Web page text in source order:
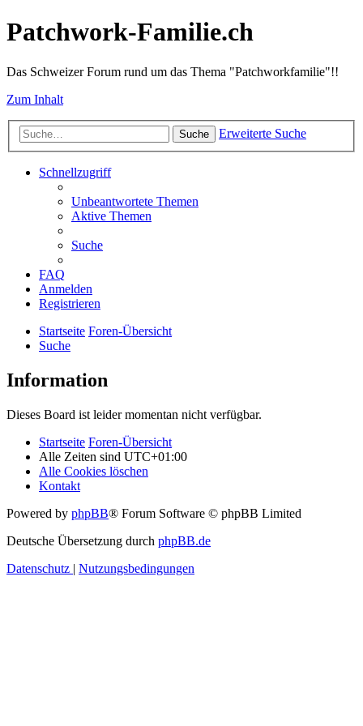
Patchwork-Familie.ch
Das Schweizer Forum rund um das Thema "Patchworkfamilie"!!
Zum Inhalt
Suche Erweiterte Suche
Schnellzugriff
Unbeantwortete Themen
Aktive Themen
Suche
FAQ
Anmelden
Registrieren
Startseite Foren-Übersicht
Suche
Information
Dieses Board ist leider momentan nicht verfügbar.
Startseite Foren-Übersicht
Alle Zeiten sind UTC+01:00
Alle Cookies löschen
Kontakt
Powered by phpBB® Forum Software © phpBB Limited
Deutsche Übersetzung durch phpBB.de
Datenschutz | Nutzungsbedingungen